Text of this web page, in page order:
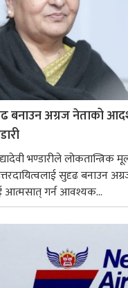
बनाउन अग्रज नेताको
भण्डारीले लोकतान्त्रिक
सुदृढ बनाउन
आत्मसात् गर्न आवश्यक...